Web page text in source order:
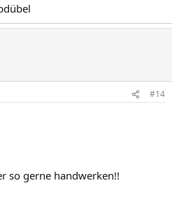
#14
so gerne handwerken!!